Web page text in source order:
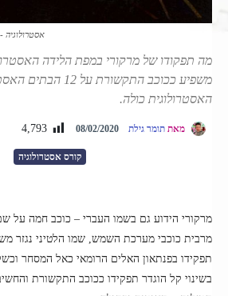
אסטרולוגיה - מרקורי ו-
מה תפקודו של מרקורי במפת הלידה
משפיע ככוכב התקשורת
האסטרולוגית כולה.
קורס אסטרולוגיה
מאת תומר גילת 08/02/2020
4,793
מרקורי הידוע גם בשמו העברי – כוכב חמה על
מרבית כוכבי מערכת השמש, שמו הלטיני נגזר
תפקידו בפנתאון האלים הרומאי כאל המסחר
בשינוי קל הוגדר תפקידו ככוכב התקשורת